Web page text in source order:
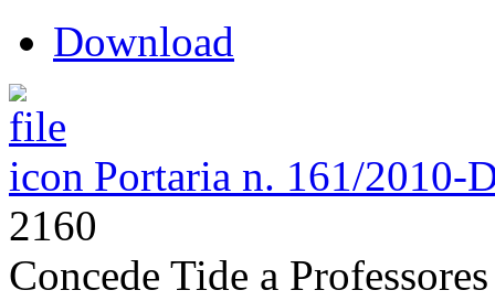
Download
Portaria n. 161/2010-
2160
Concede Tide a